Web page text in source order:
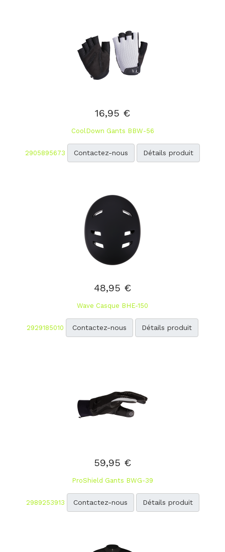
16,95 €
CoolDown Gants BBW-56
2905895673 Contactez-nous Détails produit
48,95 €
Wave Casque BHE-150
2929185010 Contactez-nous Détails produit
59,95 €
ProShield Gants BWG-39
2989253913 Contactez-nous Détails produit